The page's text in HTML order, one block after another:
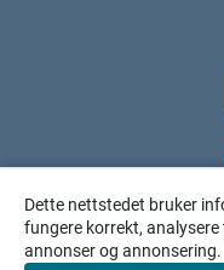
Dette nettstedet bruker
fungere korrekt,
annonser og annonsering.